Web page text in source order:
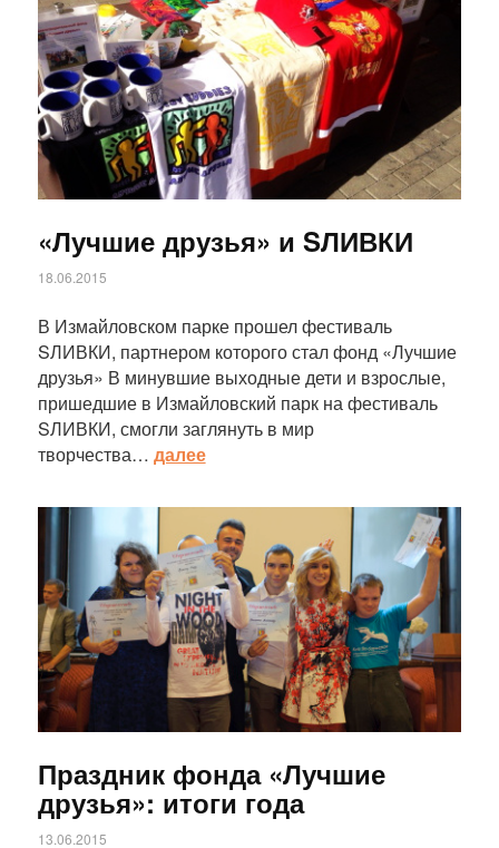
«Лучшие друзья» и SЛИВКИ
18.06.2015
В Измайловском парке прошел фестиваль
SЛИВКИ, партнером которого стал фонд «Лучшие
друзья» В минувшие выходные дети и взрослые,
пришедшие в Измайловский парк на фестиваль
SЛИВКИ, смогли заглянуть в мир
творчества… далее
Статья
Праздник фонда «Лучшие
друзья»: итоги года
13.06.2015